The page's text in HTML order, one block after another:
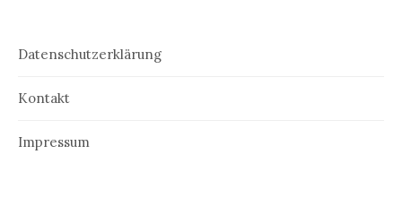
Datenschutzerklärung
Kontakt
Impressum